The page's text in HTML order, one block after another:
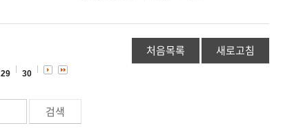
처음목록 새로고침
29 30